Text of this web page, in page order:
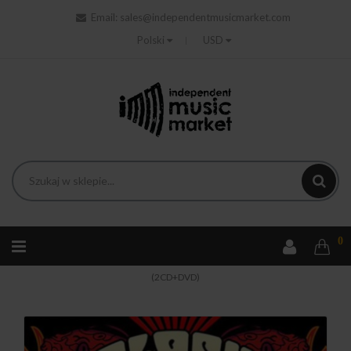
Email:
sales@independentmusicmarket.com
Polski
USD
0
Slash - Live At The Serpent Festival
(2CD+DVD)